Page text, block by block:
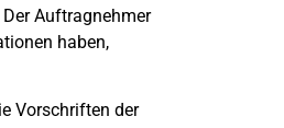
Auftragnehmer
haben,
Vorschriften der